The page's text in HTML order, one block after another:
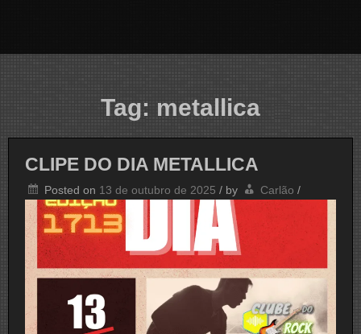
Tag: metallica
CLIPE DO DIA METALLICA
Posted on 13 de outubro de 2025 / by Carlão /